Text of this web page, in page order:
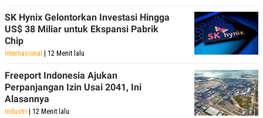
P
E
R
E
R
T
I
S
G
K
G
M
SK Hynix Gelontorkan Investasi Hingga
US$ 38 Miliar untuk Ekspansi Pabrik
Chip
Internasional | 12 Menit lalu
Freeport Indonesia Ajukan
Perpanjangan Izin Usai 2041, Ini
Alasannya
Industri | 12 Menit lalu